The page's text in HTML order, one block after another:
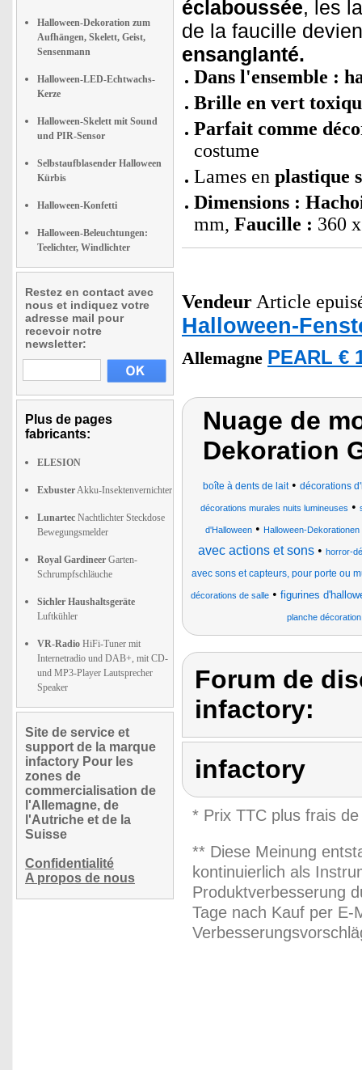
Halloween-Dekoration zum
Aufhängen, Skelett, Geist,
Sensenmann
Halloween-LED-Echtwachs-
Kerze
Halloween-Skelett mit Sound
und PIR-Sensor
Selbstaufblasender Halloween
Kürbis
Halloween-Konfetti
Halloween-Beleuchtungen:
Teelichter, Windlichter
Restez en contact avec
nous et indiquez votre
adresse mail pour
recevoir notre
newsletter:
Plus de pages
fabricants:
ELESION
ExbusterAkku-Insektenvernichter
Lunartec Nachtlichter Steckdose
Bewegungsmelder
Royal Gardineer Garten-
Schrumpfschläuche
Sichler Haushaltsgeräte
Luftkühler
VR-Radio HiFi-Tuner mit
Internetradio und DAB+, mit CD-
und MP3-Player Lautsprecher
Speaker
Site de service et
support de la marque
infactory Pour les
zones de
commercialisation de
l'Allemagne, de
l'Autriche et de la
Suisse
Confidentialité
A propos de nous
éclaboussée, les
de la faucille
ensanglanté.
Dans l'ensemble :
Brille en vert
Parfait comme
costume
Lames en plastique
Dimensions :
mm, Faucille : 360
Vendeur Article
Halloween-
Allemagne PEARL €
Nuage de
Dekoration
boîte à dents de lait• décorations
décorations murales nuits lumineuses •
d'Halloween • Halloween-
avec actions et sons • horror-
avec sons et capteurs, pour porte ou
décorations de salle • figurines
planche
Forum de
infactory:
infactory
* Prix TTC plus frais
** Diese Meinung
kontinuierlich als
Produktverbesserung
Tage nach Kauf per E-